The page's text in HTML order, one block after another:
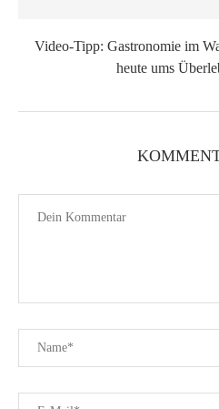
Video-Tipp: Gastronomie im
heute ums